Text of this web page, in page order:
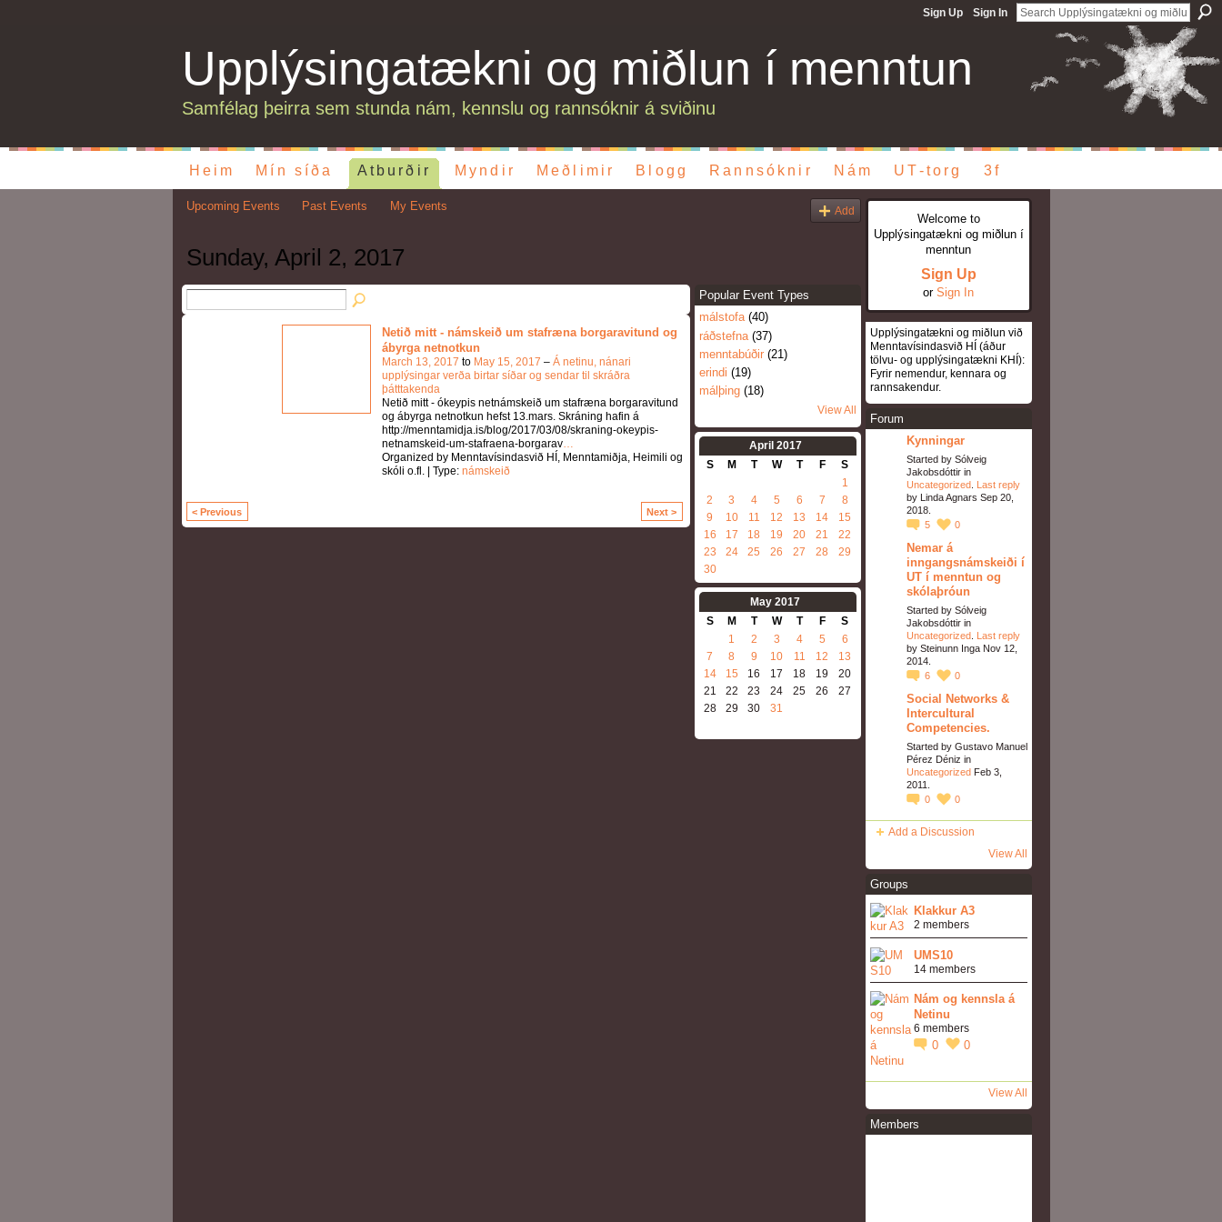
Sign Up Sign In
Upplýsingatækni og miðlun í menntun
Samfélag þeirra sem stunda nám, kennslu og rannsóknir á sviðinu
Heim Mín síða Atburðir Myndir Meðlimir Blogg Rannsóknir Nám UT-torg 3f
Upcoming Events Past Events My Events Add
Sunday, April 2, 2017
Netið mitt - námskeið um stafræna borgaravitund og
ábyrga netnotkun
March 13, 2017 to May 15, 2017 – Á netinu, nánari
upplýsingar verða birtar síðar og sendar til skráðra
þátttakenda
Netið mitt - ókeypis netnámskeið um stafræna borgaravitund
og ábyrga netnotkun hefst 13.mars. Skráning hafin á
http://menntamidja.is/blog/2017/03/08/skraning-okeypis-
netnamskeid-um-stafraena-borgarav…
Organized by Menntavísindasvið HÍ, Menntamiðja, Heimili og
skóli o.fl. | Type: námskeið
< Previous Next >
Popular Event Types
málstofa(40)
ráðstefna(37)
menntabúðir(21)
erindi (19)
málþing(18)
View All
April 2017
S
M T W T F
S
1
2
3 4 5 6 7
8
9
10 11 12 13 14
15
16
17 18 19 20 21
22
23
24 25 26 27 28
29
30
May 2017
S
M T W T F
S
1
2 3 4 5
6
7
8 9 10 11 12
13
14
15 16 17 18 19
20
21
22 23 24 25 26
27
28
29 30 31
Welcome to
Upplýsingatækni og miðlun í
menntun
Sign Up
or Sign In
Upplýsingatækni og miðlun við
Menntavísindasvið HÍ (áður
tölvu- og upplýsingatækni KHÍ):
Fyrir nemendur, kennara og
rannsakendur.
Forum
Kynningar
Started by Sólveig
Jakobsdóttir in
Uncategorized
Last reply
by Linda Agnars Sep 20,
2018.
5
0
Nemar á
inngangsnámskeiði í
UT í menntun og
skólaþróun
Started by Sólveig
Jakobsdóttir in
Uncategorized
Last reply
by Steinunn Inga Nov 12,
2014.
6
0
Social Networks &
Intercultural
Competencies.
Started by Gustavo Manuel
Pérez Déniz in
UncategorizedFeb 3,
2011.
0
0
Add a Discussion
View All
Groups
Klakkur A3
2 members
UMS10
14 members
Nám og kennsla á
Netinu
6 members
0 0
View All
Members